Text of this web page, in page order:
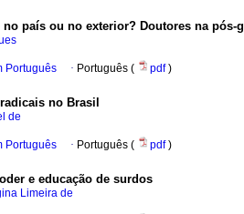
no país ou no exterior? Doutores na pós-
Português · Português ( pdf)
no Brasil
de
Português · Português ( pdf)
e educação de surdos
Limeira de